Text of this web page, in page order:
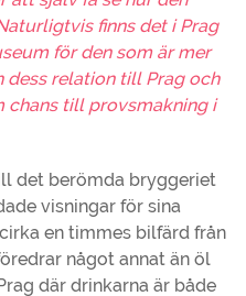
finns det i Prag
för den som är mer
dess relation till Prag och
chans till provsmakning i
det berömda bryggeriet
visningar för sina
en timmes bilfärd från
något annat än öl
där drinkarna är både